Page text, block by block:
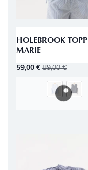
HOLEBROOK TOPP
MARIE
59,00 € 89,00€